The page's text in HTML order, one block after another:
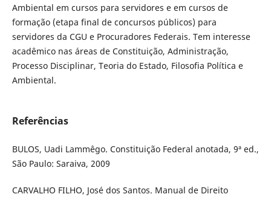
Ambiental em cursos para servidores e em cursos de
formação (etapa final de concursos públicos) para
servidores da CGU e Procuradores Federais. Tem interesse
acadêmico nas áreas de Constituição, Administração,
Processo Disciplinar, Teoria do Estado, Filosofia Política e
Ambiental.
Referências
BULOS, Uadi Lammêgo. Constituição Federal anotada, 9ª ed.,
São Paulo: Saraiva, 2009
CARVALHO FILHO, José dos Santos. Manual de Direito